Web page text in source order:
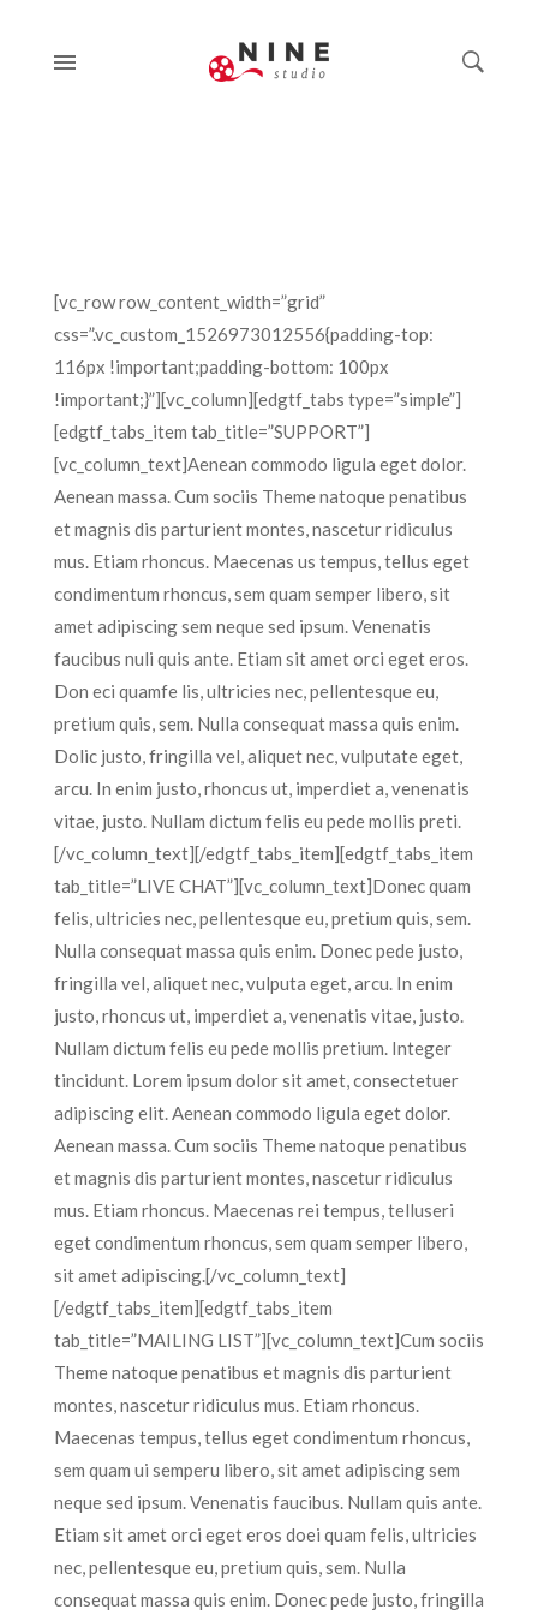
[vc_row row_content_width=”grid”
css=”.vc_custom_1526973012556{padding-top:
116px !important;padding-bottom: 100px
!important;}”][vc_column][edgtf_tabs type=”simple”]
[edgtf_tabs_item tab_title=”SUPPORT”]
[vc_column_text]Aenean commodo ligula eget dolor.
Aenean massa. Cum sociis Theme natoque penatibus
et magnis dis parturient montes, nascetur ridiculus
mus. Etiam rhoncus. Maecenas us tempus, tellus eget
condimentum rhoncus, sem quam semper libero, sit
amet adipiscing sem neque sed ipsum. Venenatis
faucibus nuli quis ante. Etiam sit amet orci eget eros.
Don eci quamfe lis, ultricies nec, pellentesque eu,
pretium quis, sem. Nulla consequat massa quis enim.
Dolic justo, fringilla vel, aliquet nec, vulputate eget,
arcu. In enim justo, rhoncus ut, imperdiet a, venenatis
vitae, justo. Nullam dictum felis eu pede mollis preti.
[/vc_column_text][/edgtf_tabs_item][edgtf_tabs_item
tab_title=”LIVE CHAT”][vc_column_text]Donec quam
felis, ultricies nec, pellentesque eu, pretium quis, sem.
Nulla consequat massa quis enim. Donec pede justo,
fringilla vel, aliquet nec, vulputa eget, arcu. In enim
justo, rhoncus ut, imperdiet a, venenatis vitae, justo.
Nullam dictum felis eu pede mollis pretium. Integer
tincidunt. Lorem ipsum dolor sit amet, consectetuer
adipiscing elit. Aenean commodo ligula eget dolor.
Aenean massa. Cum sociis Theme natoque penatibus
et magnis dis parturient montes, nascetur ridiculus
mus. Etiam rhoncus. Maecenas rei tempus, telluseri
eget condimentum rhoncus, sem quam semper libero,
sit amet adipiscing.[/vc_column_text]
[/edgtf_tabs_item][edgtf_tabs_item
tab_title=”MAILING LIST”][vc_column_text]Cum sociis
Theme natoque penatibus et magnis dis parturient
montes, nascetur ridiculus mus. Etiam rhoncus.
Maecenas tempus, tellus eget condimentum rhoncus,
sem quam ui semperu libero, sit amet adipiscing sem
neque sed ipsum. Venenatis faucibus. Nullam quis ante.
Etiam sit amet orci eget eros doei quam felis, ultricies
nec, pellentesque eu, pretium quis, sem. Nulla
consequat massa quis enim. Donec pede justo, fringilla